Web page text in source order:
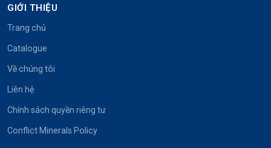
GIỚI THIỆU
Trang chủ
Catalogue
Về chúng tôi
Liên hệ
Chính sách quyền riêng tư
Conflict Minerals Policy